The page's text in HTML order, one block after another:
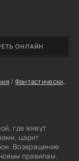
/ Фантастические фильмы
где живут
царит
Возвращение
правилам.
ОНЛАЙН